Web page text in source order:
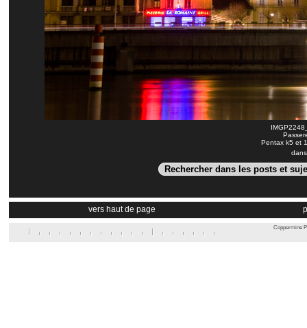
Pentax k5 et
vers haut de page
Coppermine